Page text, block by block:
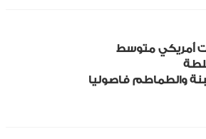
أمريكي متوسط
والطماطم فاصوليا